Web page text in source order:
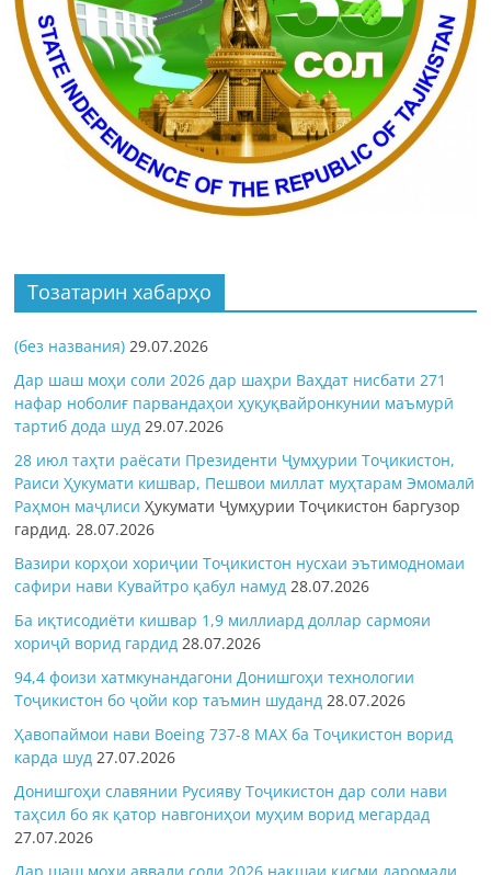
Тозатарин хабарҳо
(без названия) 29.07.2026
Дар шаш моҳи соли 2026 дар шаҳри Ваҳдат нисбати 271
нафар ноболиғ парвандаҳои ҳуқуқвайронкунии маъмурӣ
тартиб дода шуд 29.07.2026
28 июл таҳти раёсати Президенти Ҷумҳурии Тоҷикистон,
Раиси Ҳукумати кишвар, Пешвои миллат муҳтарам Эмомалӣ
Раҳмон маҷлисиҲукумати Ҷумҳурии Тоҷикистон баргузор
гардид. 28.07.2026
Вазири корҳои хориҷии Тоҷикистон нусхаи эътимодномаи
сафири нави Кувайтро қабул намуд 28.07.2026
Ба иқтисодиёти кишвар 1,9 миллиард доллар сармояи
хориҷӣ ворид гардид 28.07.2026
94,4 фоизи хатмкунандагони Донишгоҳи технологии
Тоҷикистон бо ҷойи кор таъмин шуданд 28.07.2026
Ҳавопаймои нави Boeing 737-8 MAX ба Тоҷикистон ворид
карда шуд 27.07.2026
Донишгоҳи славянии Русияву Тоҷикистон дар соли нави
таҳсил бо як қатор навгониҳои муҳим ворид мегардад
27.07.2026
Дар шаш моҳи аввали соли 2026 нақшаи қисми даромади